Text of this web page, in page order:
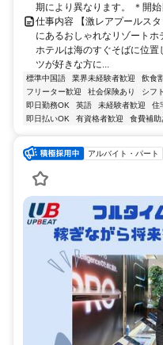
期により異なります。 ＊開
仕事内容 【激レアプールス
にあるおしゃれなリゾートホ
ホテルは海のすぐそばに位
ツが好きな方に...
標準中国語 業界未経験者歓迎 飲食
フリーター歓迎
社会保険あり シフ
即日勤務OK
英語 未経験者歓迎 住
即日払いOK
有資格者歓迎 食費補助
アルバイト・パート